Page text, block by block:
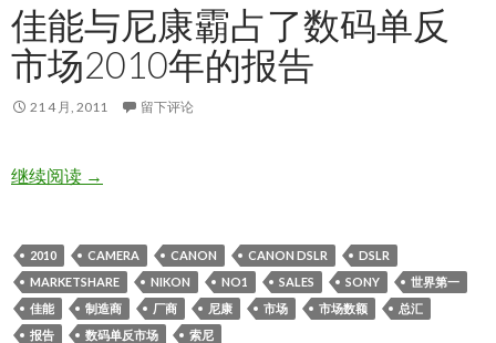
佳能与尼康霸占了数码单反
市场2010年的报告
21 4 月, 2011 留下评论
继续阅读佳能与尼康霸占了数码单反市场2010年的报告
→
2010 CAMERA CANON CANON DSLR
DSLR
MARKETSHARE
NIKON NO1 SALES SONY
世界第一
佳能
制造商 厂商 尼康 市场 市场数额
总汇
报告
数码单反市场 索尼